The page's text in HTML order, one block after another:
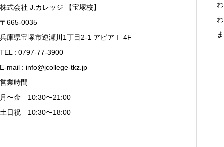
株式会社 J.カレッジ 【宝塚校】
〒665-0035
兵庫県宝塚市逆瀬川1丁目2-1 アピアⅠ 4F
TEL : 0797-77-3900
E-mail : info@jcollege-tkz.jp
営業時間
月〜金 10:30〜21:00
土日祝 10:30〜18:00